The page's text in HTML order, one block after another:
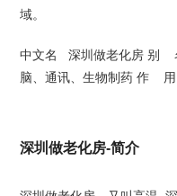
域。
中文名 深圳做老化房 别
脑、通讯、生物制药 作 用
深圳做老化房-简介